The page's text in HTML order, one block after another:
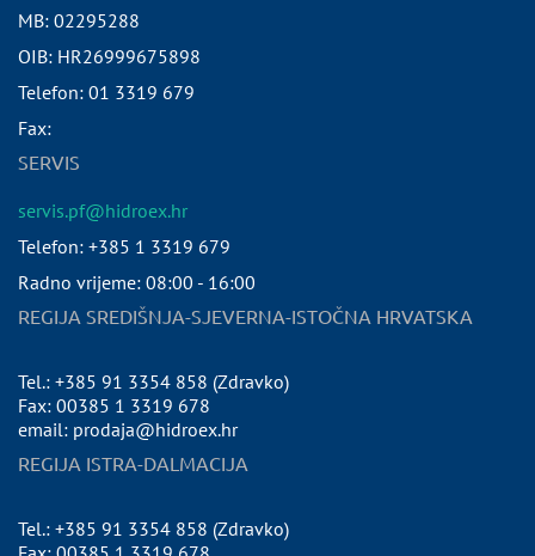
MB: 02295288
OIB: HR26999675898
Telefon: 01 3319 679
Fax:
SERVIS
servis.pf@hidroex.hr
Telefon: +385 1 3319 679
Radno vrijeme: 08:00 - 16:00
REGIJA SREDIŠNJA-SJEVERNA-ISTOČNA HRVATSKA
Tel.: +385 91 3354 858 (Zdravko)
Fax: 00385 1 3319 678
email: prodaja@hidroex.hr
REGIJA ISTRA-DALMACIJA
Tel.: +385 91 3354 858 (Zdravko)